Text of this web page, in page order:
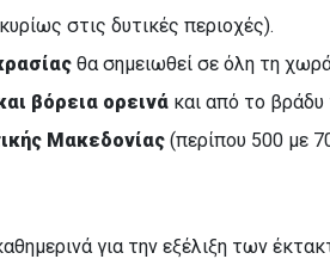
στις δυτικές περιοχές).
θα σημειωθεί σε όλη τη
βόρεια ορεινάκαι από το βράδυ
Μακεδονίας(περίπου 500 με
για την εξέλιξη των